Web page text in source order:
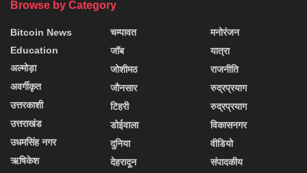
Browse by Category
Bitcoin News
Education
अल्मोड़ा
अवर्गीकृत
उत्तरकाशी
उत्तराखंड
उधमसिंह नगर
ऋषिकेश
चम्पावत
जॉब
जोशीमठ
जौनसार
टिहरी
डोईवाला
दुनिया
देहरादून
मनोरंजन
यात्रा
राजनीति
रुद्रप्रयाग
रुद्रप्रयाग
विकासनगर
वीडियो
संपादकीय